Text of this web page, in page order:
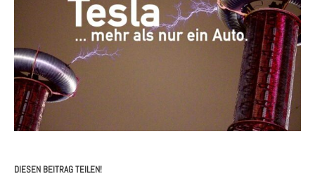
DIESEN BEITRAG TEILEN!